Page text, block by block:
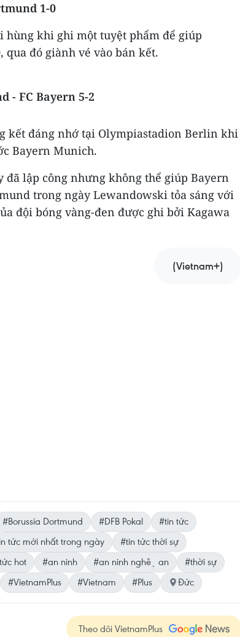
1-0
hùng khi ghi một tuyệt phẩm để giúp
đó giành vé vào bán kết.​
- FC Bayern 5-2
kết đáng nhớ tại Olympiastadion Berlin khi
Bayern Munich.​
đã lập công nhưng không thể giúp Bayern
trong ngày Lewandowski tỏa sáng với
đội bóng vàng-đen được ghi bởi Kagawa
(Vietnam+)
#Borussia Dortmund #DFB Pokal
#tin tức
tức mới nhất trong ngày
#tin tức thời sự
hot #an ninh #an ninh nghệ an
#thời sự
#VietnamPlus #Vietnam #Plus Đức
Theo dõi VietnamPlus